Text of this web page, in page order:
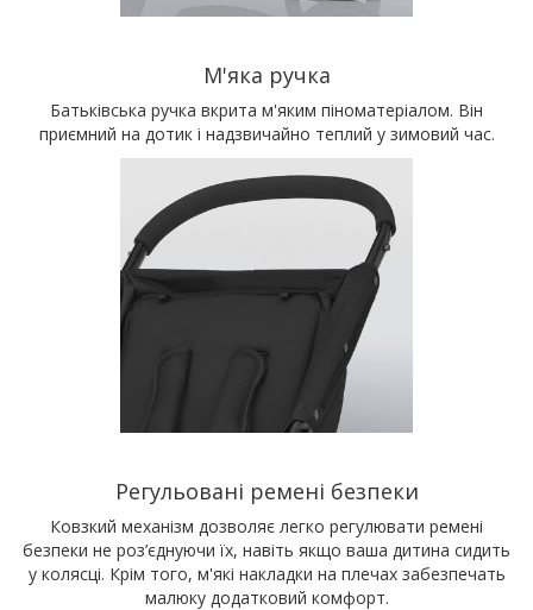
М'яка ручка
Батьківська ручка вкрита м'яким піноматеріалом. Він
приємний на дотик і надзвичайно теплий у зимовий час.
Регульовані ремені безпеки
Ковзкий механізм дозволяє легко регулювати ремені
безпеки не роз’єднуючи їх, навіть якщо ваша дитина сидить
у колясці. Крім того, м'які накладки на плечах забезпечать
малюку додатковий комфорт.